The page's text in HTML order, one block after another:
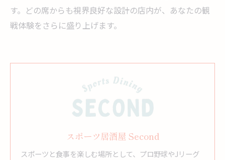
す。どの席からも視界良好な設計の店内が、あなたの観
戦体験をさらに盛り上げます。
スポーツ居酒屋 Second
スポーツと食事を楽しむ場所として、プロ野球やJリーグ